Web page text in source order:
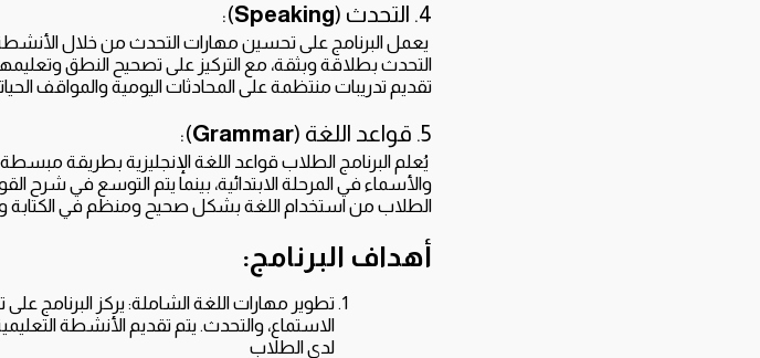
4. التحدث ( Speaking
):
يعمل البرنامج على تحسين مهارات التحدث من خلال
التحدث بطلاقة وبثقة، مع التركيز على تصحيح النطق
تقديم تدريبات منتظمة على المحادثات اليومية والمواقف
5. قواعد اللغة ( Grammar
):
يُعلم البرنامج الطلاب قواعد اللغة الإنجليزية بطريقة مبسطة
والأسماء في المرحلة الابتدائية، بينما يتم التوسع في شرح
الطلاب من استخدام اللغة بشكل صحيح ومنظم في الكتابة
أهداف البرنامج:
تطوير مهارات اللغة الشاملة: يركز البرنامج على
الاستماع، والتحدث. يتم تقديم الأنشطة
لدى الطلاب